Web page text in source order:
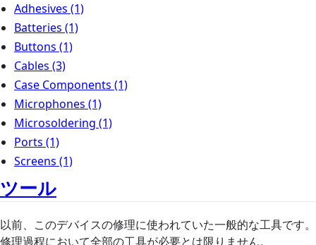
Adhesives (1)
Batteries (1)
Buttons (1)
Cables (3)
Case Components (1)
Microphones (1)
Microsoldering (1)
Ports (1)
Screens (1)
ツール
以前、このデバイスの修理に使われていた一般的な工具です。
修理過程において全部の工具が必要とは限りません。